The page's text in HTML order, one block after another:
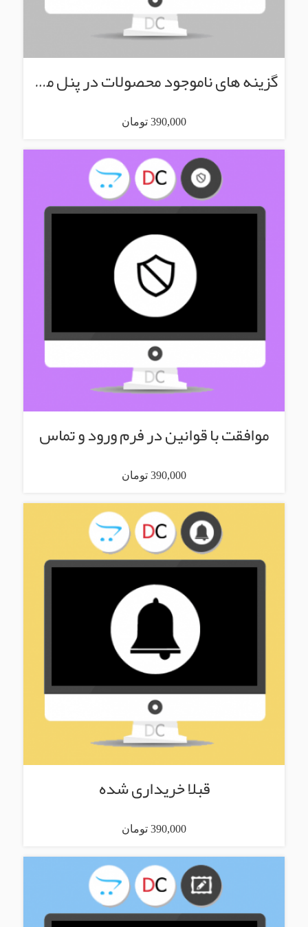
گزینه های ناموجود محصولات در پنل مدیریت
390,000 تومان
موافقت با قوانین در فرم ورود و تماس
390,000 تومان
قبلا خریداری شده
390,000 تومان